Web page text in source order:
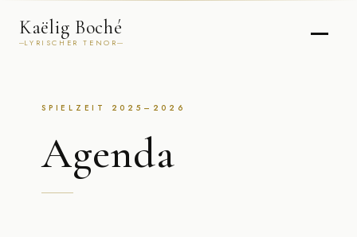
Kaëlig Boché
LYRISCHER TENOR
SPIELZEIT 2025–2026
Agenda